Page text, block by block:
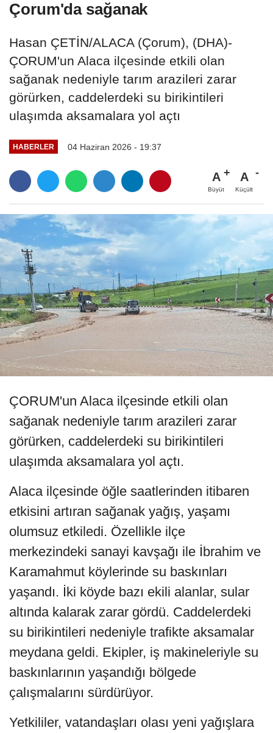
Çorum'da sağanak
Hasan ÇETİN/ALACA (Çorum), (DHA)-
ÇORUM'un Alaca ilçesinde etkili olan
sağanak nedeniyle tarım arazileri zarar
görürken, caddelerdeki su birikintileri
ulaşımda aksamalara yol açtı
HABERLER 04 Haziran 2026 - 19:37
A
Büyüt
A
Küçült
ÇORUM'un Alaca ilçesinde etkili olan
sağanak nedeniyle tarım arazileri zarar
görürken, caddelerdeki su birikintileri
ulaşımda aksamalara yol açtı.
Alaca ilçesinde öğle saatlerinden itibaren
etkisini artıran sağanak yağış, yaşamı
olumsuz etkiledi. Özellikle ilçe
merkezindeki sanayi kavşağı ile İbrahim ve
Karamahmut köylerinde su baskınları
yaşandı. İki köyde bazı ekili alanlar, sular
altında kalarak zarar gördü. Caddelerdeki
su birikintileri nedeniyle trafikte aksamalar
meydana geldi. Ekipler, iş makineleriyle su
baskınlarının yaşandığı bölgede
çalışmalarını sürdürüyor.
Yetkililer, vatandaşları olası yeni yağışlara